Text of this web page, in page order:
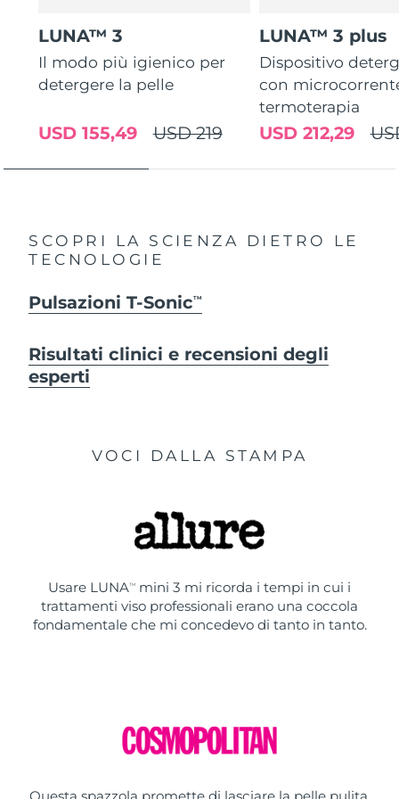
LUNA™ 3
Il modo più igienico per
detergere la pelle
USD 219
USD 155,49
LUNA™ 3 plus
Dispositivo
con
termoterapia
USD 212,29
SCOPRI LA SCIENZA DIETRO LE
TECNOLOGIE
Pulsazioni T-SonicTM
Risultati clinici e recensioni degli
esperti
VOCI DALLA STAMPA
Usare LUNATM
mini 3 mi ricorda i tempi in cui i
trattamenti viso professionali erano una coccola
fondamentale che mi concedevo di tanto in tanto.